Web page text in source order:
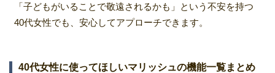
「子どもがいることで敬遠されるかも」という不安を持つ
40代女性でも、安心してアプローチできます。
40代女性に使ってほしいマリッシュの機能一覧まとめ